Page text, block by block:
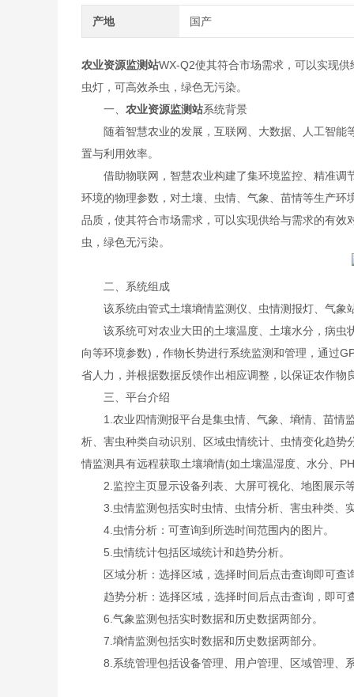
产地 国产
农业资源监测站WX-Q2使其符合市场需求，可以实现
虫灯，可高效杀虫，绿色无污染。
一、 农业资源监测站系统背景
随着智慧农业的发展，互联网、大数据、人工智能
置与利用效率。
借助物联网，智慧农业构建了集环境监控、精准调
环境的物理参数，对土壤、虫情、气象、苗情等生产
品质，使其符合市场需求，可以实现供给与需求的有
虫，绿色无污染。
二、系统组成
该系统由管式土壤墒情监测仪、虫情测报灯、气象
该系统可对农业大田的土壤温度、土壤水分，病虫
向等环境参数)，作物长势进行系统监测和管理，通过
省人力，并根据数据反馈作出相应调整，以保证农作物
三、平台介绍
1.农业四情测报平台是集虫情、气象、墒情、苗情监
析、害虫种类自动识别、区域虫情统计、虫情变化趋
情监测具有远程获取土壤墒情(如土壤温湿度、水分、
2.监控主页显示设备列表、大屏可视化、地图展示
3.虫情监测包括实时虫情、虫情分析、害虫种类、
4.虫情分析：可查询到所选时间范围内的图片。
5.虫情统计包括区域统计和趋势分析。
区域分析：选择区域，选择时间后点击查询即可查
趋势分析：选择区域，选择时间后点击查询，即可
6.气象监测包括实时数据和历史数据两部分。
7.墒情监测包括实时数据和历史数据两部分。
8.系统管理包括设备管理、用户管理、区域管理、